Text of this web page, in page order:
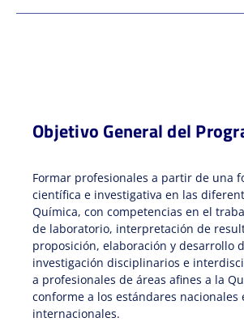
Objetivo General del
Formar profesionales a partir de una
científica e investigativa en las
Química, con competencias en el
de laboratorio, interpretación de
proposición, elaboración y desarrollo
investigación disciplinarios e
a profesionales de áreas afines a la
conforme a los estándares nacionales
internacionales.